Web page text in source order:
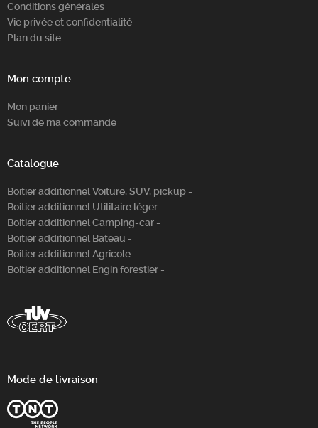
Conditions générales
Vie privée et confidentialité
Plan du site
Mon compte
Mon panier
Suivi de ma commande
Catalogue
Boitier additionnel Voiture, SUV, pickup -
Boitier additionnel Utilitaire léger -
Boitier additionnel Camping-car -
Boitier additionnel Bateau -
Boitier additionnel Agricole -
Boitier additionnel Engin forestier -
Mode de livraison